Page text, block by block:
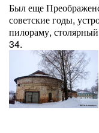
Был еще
советские годы,
пилораму,
34.